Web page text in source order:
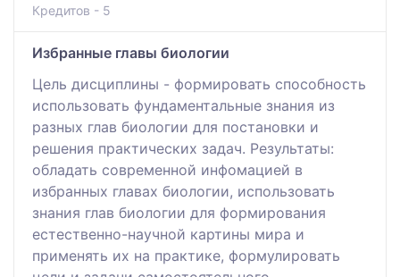
Кредитов - 5
Избранные главы биологии
Цель дисциплины - формировать способность
использовать фундаментальные знания из
разных глав биологии для постановки и
решения практических задач. Результаты:
обладать современной инфомацией в
избранных главах биологии, использовать
знания глав биологии для формирования
естественно-научной картины мира и
применять их на практике, формулировать